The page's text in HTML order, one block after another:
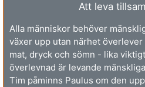
Att leva
Alla människor behöver
växer upp utan närhet
mat, dryck och sömn - lika
överlevnad är levande
Tim påminns Paulus om den